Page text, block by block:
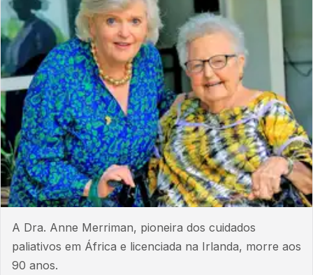
A Dra. Anne Merriman, pioneira dos cuidados
paliativos em África e licenciada na Irlanda, morre aos
90 anos.